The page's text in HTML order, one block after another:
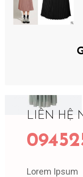
LIÊN HỆ
Lorem Ipsum